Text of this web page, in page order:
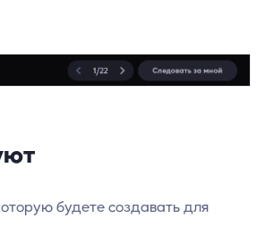
будете создавать для